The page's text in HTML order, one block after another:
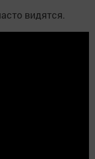
видятся.